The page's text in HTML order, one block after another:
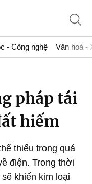
- Công nghệ Văn hoá -
pháp tái
hiếm
thiếu trong quá
điện. Trong thời
khiến kim loại